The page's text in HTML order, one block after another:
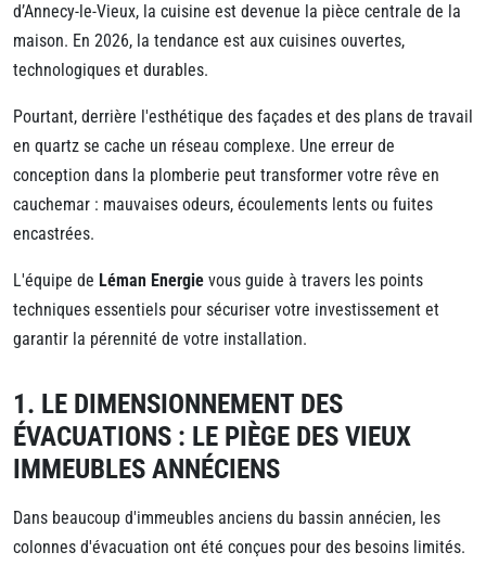
d’Annecy-le-Vieux, la cuisine est devenue la pièce centrale de la
maison. En 2026, la tendance est aux cuisines ouvertes,
technologiques et durables.
Pourtant, derrière l'esthétique des façades et des plans de travail
en quartz se cache un réseau complexe. Une erreur de
conception dans la plomberie peut transformer votre rêve en
cauchemar : mauvaises odeurs, écoulements lents ou fuites
encastrées.
L'équipe de Léman Energie vous guide à travers les points
techniques essentiels pour sécuriser votre investissement et
garantir la pérennité de votre installation.
1. LE DIMENSIONNEMENT DES
ÉVACUATIONS : LE PIÈGE DES VIEUX
IMMEUBLES ANNÉCIENS
Dans beaucoup d'immeubles anciens du bassin annécien, les
colonnes d'évacuation ont été conçues pour des besoins limités.